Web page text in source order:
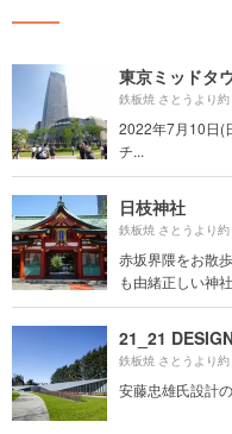
東京ミッドタ
鉄板焼 さとうより約
2022年7月10日(
チ...
日枝神社
鉄板焼 さとうより約
赤坂界隈をお散
も由緒正しい神
鉄板焼 さとうより約
安藤忠雄氏設計